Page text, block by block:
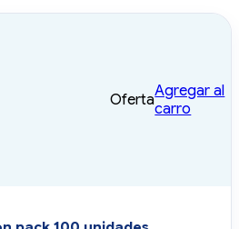
OfertaAgregar al
carro